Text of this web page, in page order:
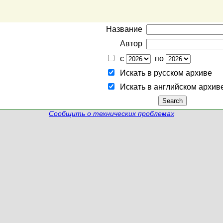
Название
Автор
с
по
Искать в русском архиве
Искать в английском
Сообщить о технических проблемах